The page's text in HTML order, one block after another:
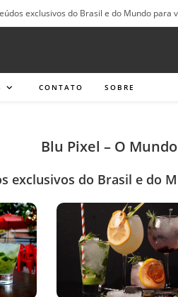
exclusivos do Brasil e do Mundo para
CONTATO SOBRE
Blu Pixel – O
exclusivos do Brasil e do